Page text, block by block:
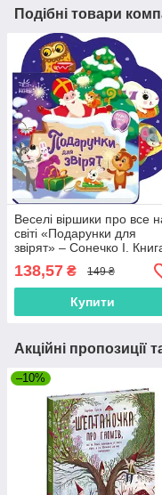
Подібні товари
Веселі віршики про все
світі «Подарунки для
звірят» – Сонечко І.
у картонному форматі
(9789667514273)
138,57 ₴ 149 ₴
Купити
Акційні пропозиції
–10%